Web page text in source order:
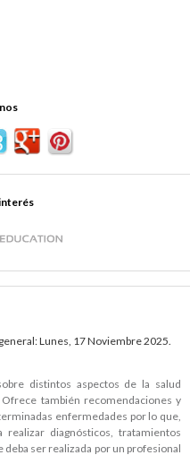
Lunes, 17 Noviembre 2025.
distintos aspectos de la salud
también recomendaciones y
enfermedades por lo que,
diagnósticos, tratamientos
ser realizada por un profesional